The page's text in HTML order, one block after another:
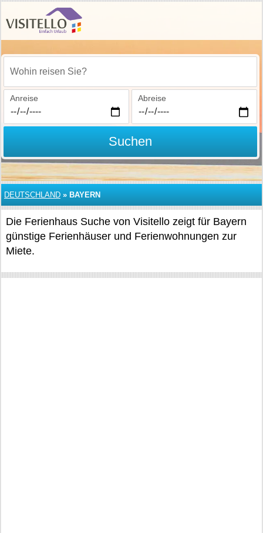
Wohin reisen Sie?
Anreise Abreise
Suchen
DEUTSCHLAND » BAYERN
Die Ferienhaus Suche von Visitello zeigt für Bayern
günstige Ferienhäuser und Ferienwohnungen zur
Miete.